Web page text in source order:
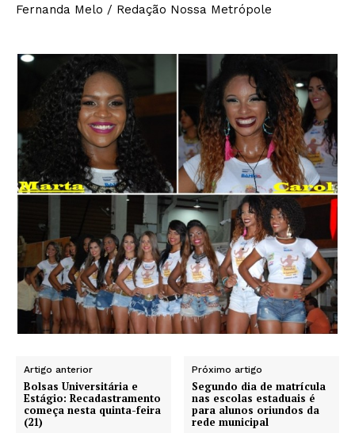
Fernanda Melo / Redação Nossa Metrópole
Artigo anterior
Bolsas Universitária e
Estágio: Recadastramento
começa nesta quinta-feira
(21)
Próximo artigo
Segundo dia de matrícula
nas escolas estaduais é
para alunos oriundos da
rede municipal